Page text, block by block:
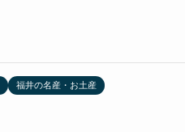
福井の名産・お土産